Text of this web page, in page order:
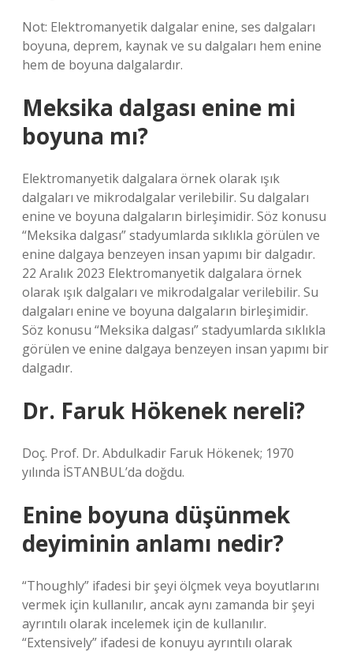
Not: Elektromanyetik dalgalar enine, ses dalgaları
boyuna, deprem, kaynak ve su dalgaları hem enine
hem de boyuna dalgalardır.
Meksika dalgası enine mi
boyuna mı?
Elektromanyetik dalgalara örnek olarak ışık
dalgaları ve mikrodalgalar verilebilir. Su dalgaları
enine ve boyuna dalgaların birleşimidir. Söz konusu
“Meksika dalgası” stadyumlarda sıklıkla görülen ve
enine dalgaya benzeyen insan yapımı bir dalgadır.
22 Aralık 2023 Elektromanyetik dalgalara örnek
olarak ışık dalgaları ve mikrodalgalar verilebilir. Su
dalgaları enine ve boyuna dalgaların birleşimidir.
Söz konusu “Meksika dalgası” stadyumlarda sıklıkla
görülen ve enine dalgaya benzeyen insan yapımı bir
dalgadır.
Dr. Faruk Hökenek nereli?
Doç. Prof. Dr. Abdulkadir Faruk Hökenek; 1970
yılında İSTANBUL’da doğdu.
Enine boyuna düşünmek
deyiminin anlamı nedir?
“Thoughly” ifadesi bir şeyi ölçmek veya boyutlarını
vermek için kullanılır, ancak aynı zamanda bir şeyi
ayrıntılı olarak incelemek için de kullanılır.
“Extensively” ifadesi de konuyu ayrıntılı olarak